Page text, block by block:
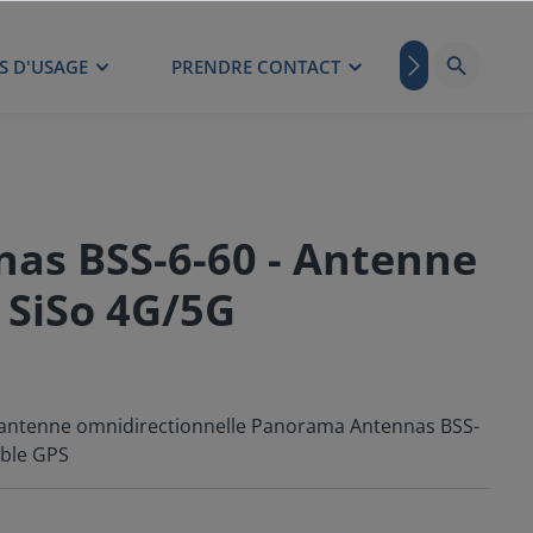
D'USAGE PRENDRE CONTACT BLOG
BSS-6-60 - Antenne
4G/5G
omnidirectionnelle Panorama Antennas BSS-
GPS